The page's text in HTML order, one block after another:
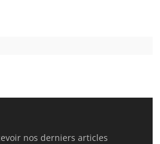
nos derniers articles